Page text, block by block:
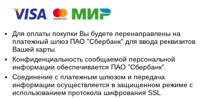
Для оплаты покупки Вы будете перенаправлены на
платежный шлюз ПАО "Сбербанк" для ввода реквизитов
Вашей карты.
Конфиденциальность сообщаемой персональной
информации обеспечивается ПАО "Сбербанк".
Соединение с платежным шлюзом и передача
информации осуществляется в защищенном режиме с
использованием протокола шифрования SSL.